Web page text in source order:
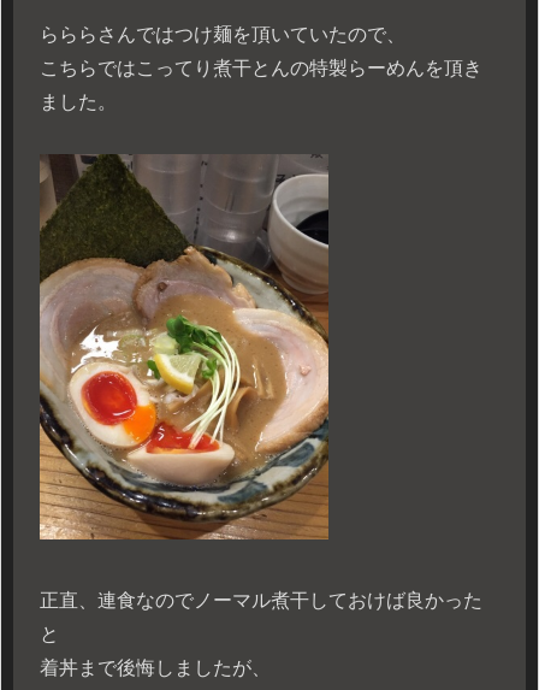
らららさんではつけ麺を頂いていたので、
こちらではこってり煮干とんの特製らーめんを頂き
ました。
正直、連食なのでノーマル煮干しておけば良かった
と
着丼まで後悔しましたが、